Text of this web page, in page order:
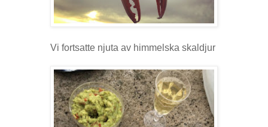
Vi fortsatte njuta av himmelska skaldjur